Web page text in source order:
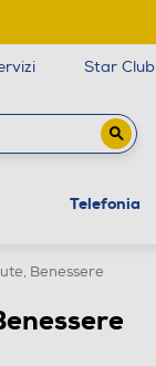
Star Club
Telefonia
Benessere